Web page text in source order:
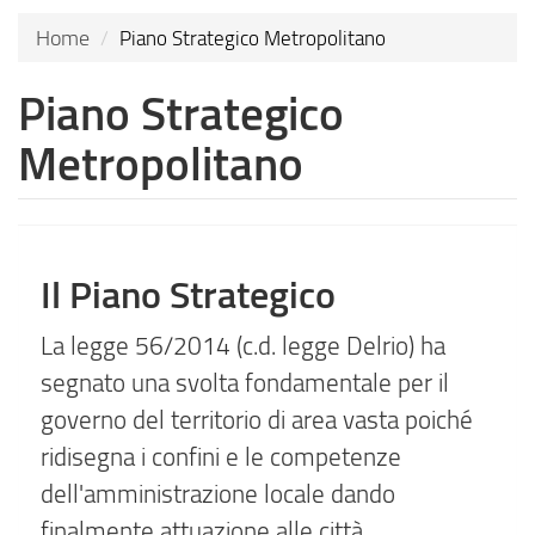
Home Piano Strategico Metropolitano
Piano Strategico
Metropolitano
Il Piano Strategico
La legge 56/2014 (c.d. legge Delrio) ha
segnato una svolta fondamentale per il
governo del territorio di area vasta poiché
ridisegna i confini e le competenze
dell'amministrazione locale dando